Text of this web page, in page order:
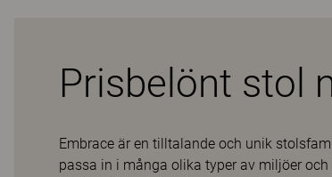
Prisbelönt stol
Embrace är en tilltalande och unik
passa in i många olika typer av miljöer